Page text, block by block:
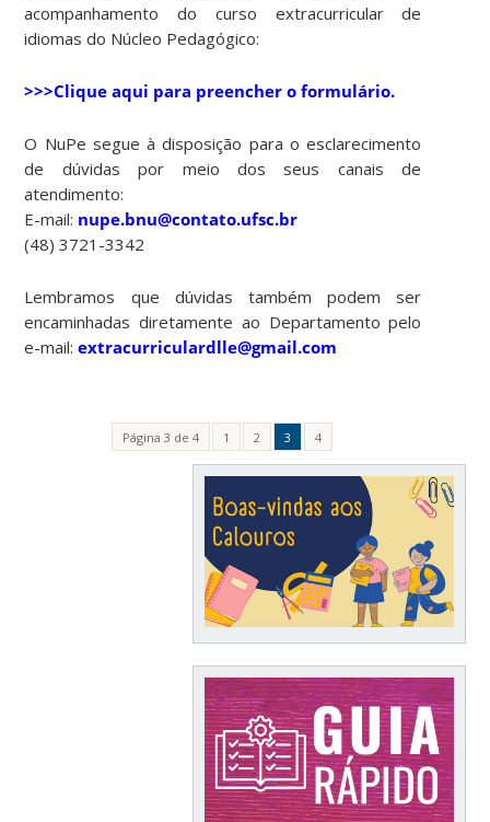
acompanhamento do curso extracurricular de
idiomas do Núcleo Pedagógico:
>>>Clique aqui para preencher o formulário.
O NuPe segue à disposição para o esclarecimento
de dúvidas por meio dos seus canais de
atendimento:
E-mail: nupe.bnu@contato.ufsc.br
(48) 3721-3342
Lembramos que dúvidas também podem ser
encaminhadas diretamente ao Departamento pelo
e-mail:extracurriculardlle@gmail.com
Página 3 de 4 1 2 3 4